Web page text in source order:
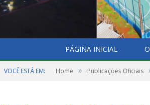
PÁGINA INICIAL
VOCÊ ESTÁ EM: Home » Publicações Oficiais